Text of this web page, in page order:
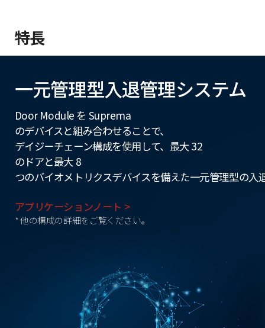
特長
一元管理型入退管理システム
Door Module を Suprema
のデバイスと組み合わせることで、
デイジーチェーン構成を使用して、最大 32
のドアと最大 8
つのバイオメトリクスデバイスを備えた一元管理型の
アプリケーションノート >
* 他の構成の詳細をご覧ください。